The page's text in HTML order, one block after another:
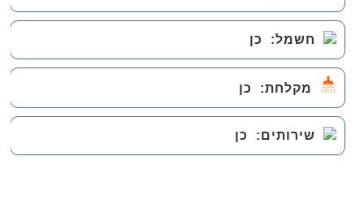
חשמל: כן
מקלחת: כן
שירותים: כן